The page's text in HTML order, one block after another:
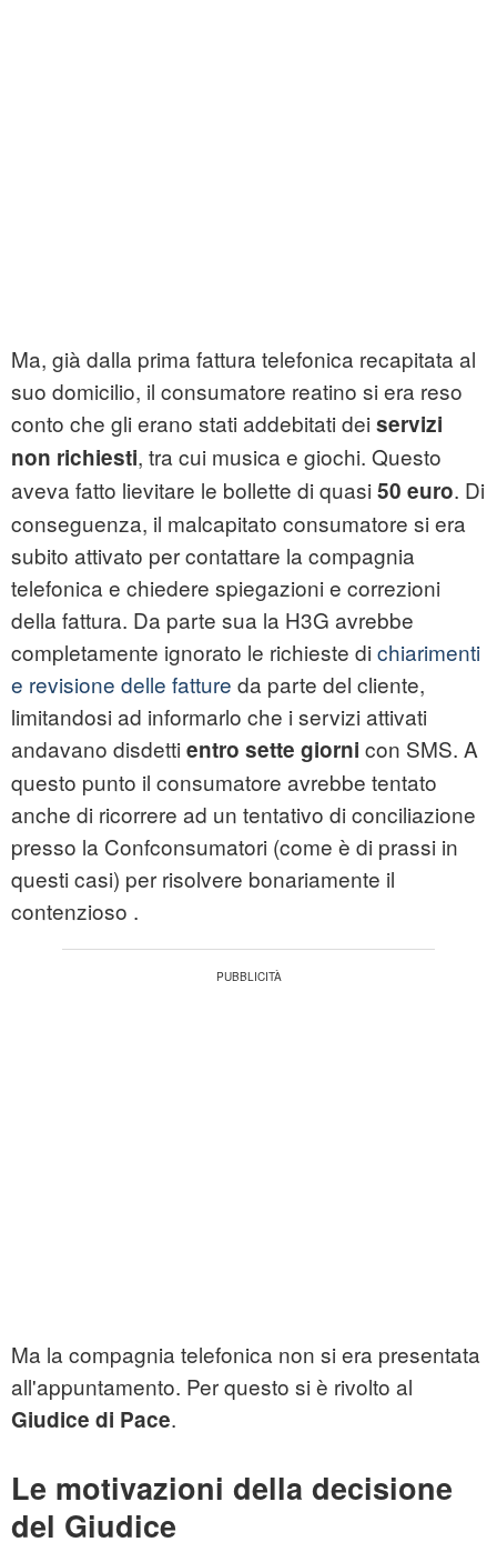
Ma, già dalla prima fattura telefonica recapitata al
suo domicilio, il consumatore reatino si era reso
conto che gli erano stati addebitati dei servizi
non richiesti, tra cui musica e giochi. Questo
aveva fatto lievitare le bollette di quasi 50 euro. Di
conseguenza, il malcapitato consumatore si era
subito attivato per contattare la compagnia
telefonica e chiedere spiegazioni e correzioni
della fattura. Da parte sua la H3G avrebbe
completamente ignorato le richieste di chiarimenti
e revisione delle fatture da parte del cliente,
limitandosi ad informarlo che i servizi attivati
andavano disdetti entro sette giorni con SMS. A
questo punto il consumatore avrebbe tentato
anche di ricorrere ad un tentativo di conciliazione
presso la Confconsumatori (come è di prassi in
questi casi) per risolvere bonariamente il
contenzioso .
Ma la compagnia telefonica non si era presentata
all'appuntamento. Per questo si è rivolto al
Giudice di Pace.
Le motivazioni della decisione
del Giudice